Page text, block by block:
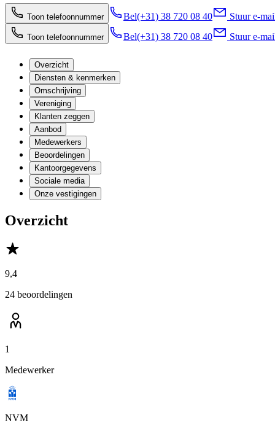
Toon telefoonnummer Bel(+31) 38 720 08 40 Stuur e-
Toon telefoonnummer Bel(+31) 38 720 08 40 Stuur e-
Overzicht
Diensten & kenmerken
Omschrijving
Vereniging
Klanten zeggen
Aanbod
Medewerkers
Beoordelingen
Kantoorgegevens
Sociale media
Onze vestigingen
Overzicht
9,4
24 beoordelingen
1
Medewerker
NVM